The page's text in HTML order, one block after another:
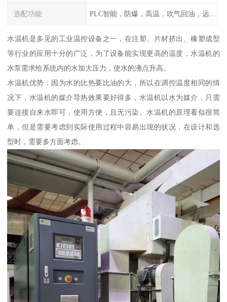
选配功能 PLC智能，防爆，高温，吹气回油，远程通讯，云端数据存储，多点温控等等
水温机是多见的工业温控设备之一，在注塑、片材挤出、橡塑成型
等行业的应用十分的广泛，为了设备能实现更高的温度，水温机的
水泵需求给系统内的水加大压力，使水的沸点升高。
水温机优势：因为水的比热要比油的大，所以在调控温度相同的情
况下，水温机的媒介导热效果要好得多，水温机以水为媒介，只需
要连接自来水即可，使用方便，且无污染。水温机的原理看似很简
单，但是需要考虑到实际使用过程中容易出现的状况，在设计和选
型时，需要多方面考虑。